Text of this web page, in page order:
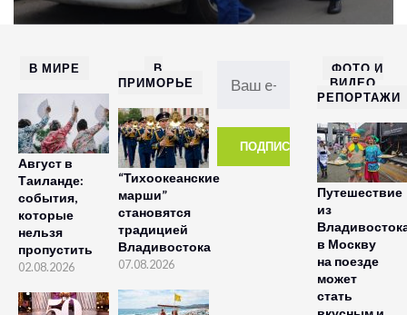
В МИРЕ
Август в
Таиланде:
события,
которые
нельзя
пропустить
02.08.2026
В
ПРИМОРЬЕ
“Тихоокеанские
марши”
становятся
традицией
Владивостока
07.08.2026
ФОТО И
ВИДЕО
РЕПОРТАЖИ
Путешествие
из
в Москву
на поезде
может
стать